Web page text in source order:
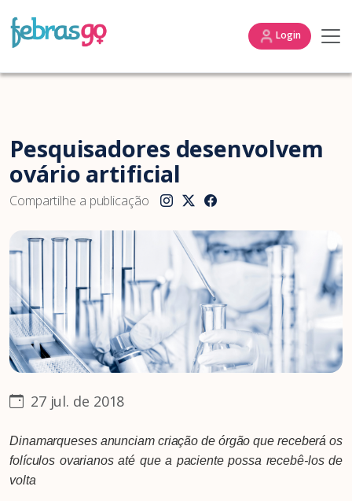
Login
Pesquisadores desenvolvem
ovário artificial
Compartilhe a publicação
27 jul. de 2018
Dinamarqueses anunciam criação de órgão que receberá os
folículos ovarianos até que a paciente possa recebê-los de
volta